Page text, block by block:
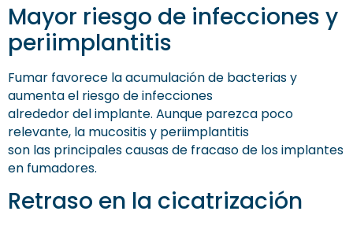
Mayor riesgo de infecciones y
periimplantitis
Fumar favorece la acumulación de bacterias y
aumenta el riesgo de infecciones
alrededor del implante. Aunque parezca poco
relevante, la mucositis y periimplantitis
son las principales causas de fracaso de los implantes
en fumadores.
Retraso en la cicatrización